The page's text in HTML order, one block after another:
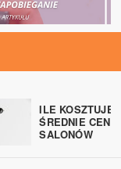
ILE KOSZTUJE
ŚREDNIE CENY
SALONÓW